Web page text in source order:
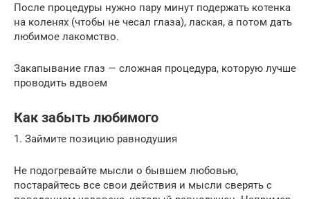
После процедуры нужно пару минут подержать котенка
на коленях (чтобы не чесал глаза), лаская, а потом дать
любимое лакомство.
Закапывание глаз — сложная процедура, которую лучше
проводить вдвоем
Как забыть любимого
1. Займите позицию равнодушия
Не подогревайте мысли о бывшем любовью,
постарайтесь все свои действия и мысли сверять с